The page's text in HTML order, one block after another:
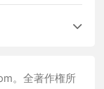
。全著作権所